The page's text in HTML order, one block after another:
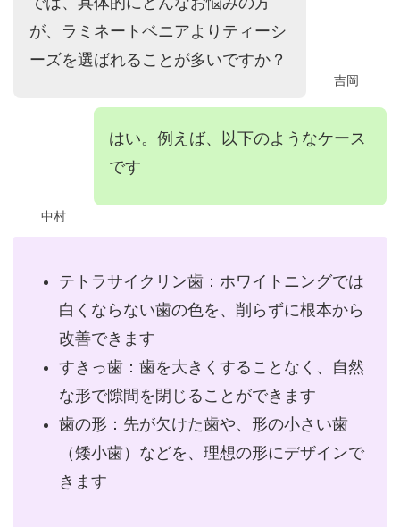
吉岡
が、ラミネートベニアよりティーシ
ーズを選ばれることが多いですか？
中村
はい。例えば、以下のようなケース
です
テトラサイクリン歯：ホワイトニングでは
白くならない歯の色を、削らずに根本から
改善できます
すきっ歯：歯を大きくすることなく、自然
な形で隙間を閉じることができます
歯の形：先が欠けた歯や、形の小さい歯
（矮小歯）などを、理想の形にデザインで
きます